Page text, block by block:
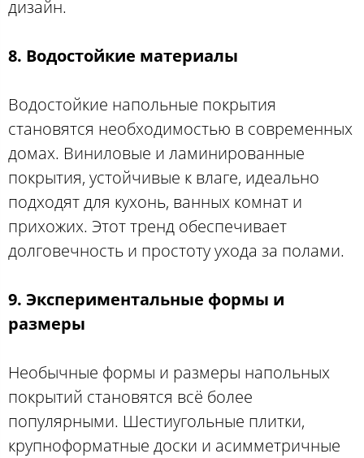
дизайн.
8. Водостойкие материалы
Водостойкие напольные покрытия
становятся необходимостью в современных
домах. Виниловые и ламинированные
покрытия, устойчивые к влаге, идеально
подходят для кухонь, ванных комнат и
прихожих. Этот тренд обеспечивает
долговечность и простоту ухода за полами.
9. Экспериментальные формы и
размеры
Необычные формы и размеры напольных
покрытий становятся всё более
популярными. Шестиугольные плитки,
крупноформатные доски и асимметричные